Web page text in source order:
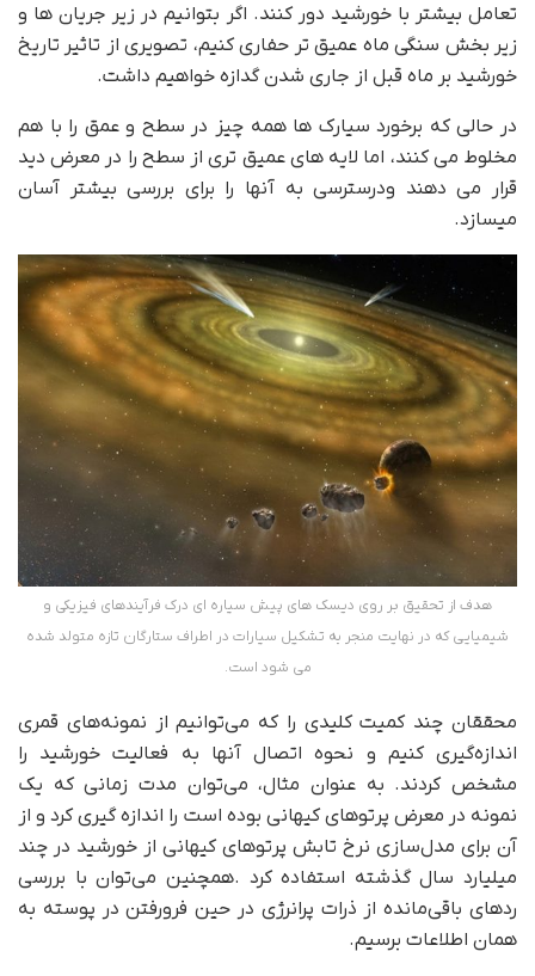
تعامل بیشتر با خورشید دور کنند. اگر بتوانیم در زیر جریان ها و
زیر بخش سنگی ماه عمیق تر حفاری کنیم، تصویری از تاثیر تاریخ
خورشید بر ماه قبل از جاری شدن گدازه خواهیم داشت.
در حالی که برخورد سیارک ها همه چیز در سطح و عمق را با هم
مخلوط می کنند، اما لایه های عمیق تری از سطح را در معرض دید
قرار می دهند ودرسترسی به آنها را برای بررسی بیشتر آسان
میسازد.
هدف از تحقیق بر روی دیسک های پیش سیاره ای درک فرآیندهای فیزیکی و
شیمیایی که در نهایت منجر به تشکیل سیارات در اطراف ستارگان تازه متولد شده
می شود است.
محققان چند کمیت کلیدی را که می‌توانیم از نمونه‌های قمری
اندازه‌گیری کنیم و نحوه اتصال آنها به فعالیت خورشید را
مشخص کردند. به عنوان مثال، می‌توان مدت زمانی که یک
نمونه در معرض پرتوهای کیهانی بوده است را اندازه گیری کرد و از
آن برای مدل‌سازی نرخ تابش پرتوهای کیهانی از خورشید در چند
میلیارد سال گذشته استفاده کرد .همچنین می‌توان با بررسی
ردهای باقی‌مانده از ذرات پرانرژی در حین فرورفتن در پوسته به
همان اطلاعات برسیم.